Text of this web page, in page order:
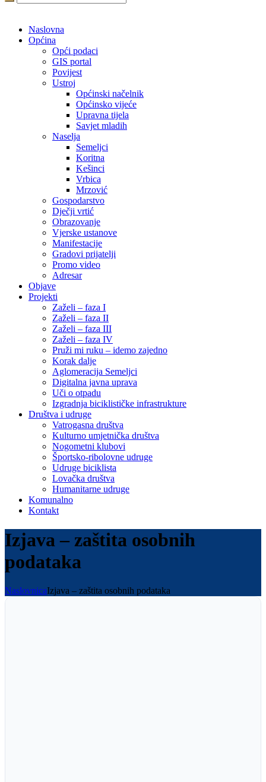
Naslovna
Općina
Opći podaci
GIS portal
Povijest
Ustroj
Općinski načelnik
Općinsko vijeće
Upravna tijela
Savjet mladih
Naselja
Semeljci
Koritna
Kešinci
Vrbica
Mrzović
Gospodarstvo
Dječji vrtić
Obrazovanje
Vjerske ustanove
Manifestacije
Gradovi prijatelji
Promo video
Adresar
Objave
Projekti
Zaželi – faza I
Zaželi – faza II
Zaželi – faza III
Zaželi – faza IV
Pruži mi ruku – idemo zajedno
Korak dalje
Aglomeracija Semeljci
Digitalna javna uprava
Uči o otpadu
Izgradnja biciklističke infrastrukture
Društva i udruge
Vatrogasna društva
Kulturno umjetnička društva
Nogometni klubovi
Športsko-ribolovne udruge
Udruge biciklista
Lovačka društva
Humanitarne udruge
Komunalno
Kontakt
Izjava – zaštita osobnih
podataka
NaslovnicaIzjava – zaštita osobnih podataka